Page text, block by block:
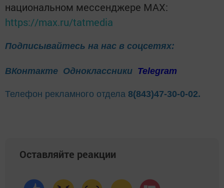
национальном мессенджере MАХ:
https://max.ru/tatmedia
Подписывайтесь на нас в соцсетях:
ВКонтакте Одноклассники Telegram
Телефон рекламного отдела 8(843)47-30-0-02.
Оставляйте реакции